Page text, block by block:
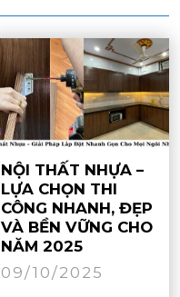
NỘI THẤT NHỰA –
LỰA CHỌN THI
CÔNG NHANH, ĐẸP
VÀ BỀN VỮNG CHO
NĂM 2025
09/10/2025